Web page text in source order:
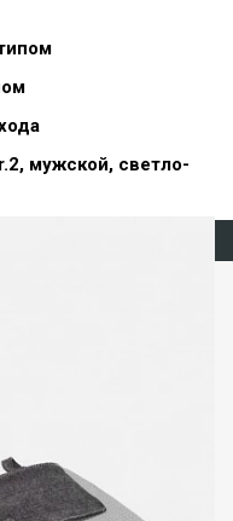
мужской, светло-